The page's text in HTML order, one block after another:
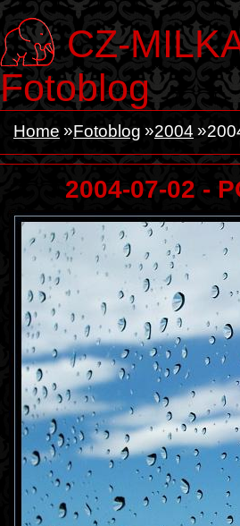
CZ-
Fotoblog
Home Fotoblog 2004
2004-07-02 -